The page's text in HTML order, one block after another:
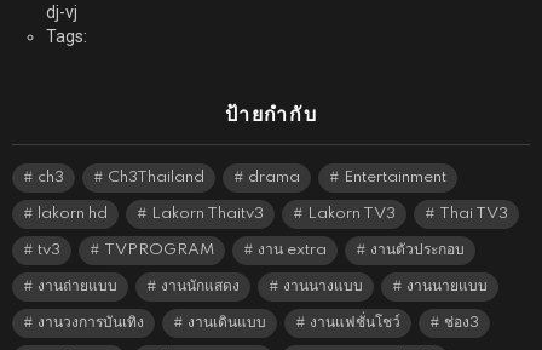
dj-vj
Tags:
ป้ายกำกับ
ch3 Ch3Thailand drama Entertainment
lakorn hd Lakorn Thaitv3 Lakorn TV3 Thai TV3
tv3 TVPROGRAM งาน extra งานตัวประกอบ
งานถ่ายแบบ งานนักแสดง งานนางแบบ งานนายแบบ
งานวงการบันเทิง งานเดินแบบ งานแฟชั่นโชว์ ช่อง3